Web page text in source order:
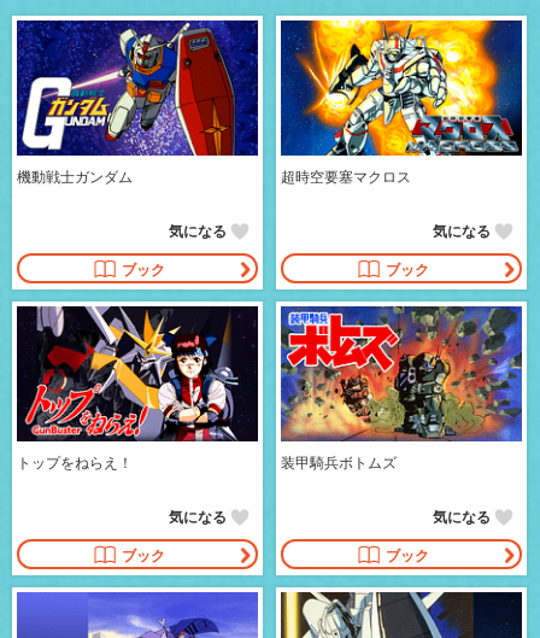
機動戦士ガンダム
ブック
気になる
超時空要塞マクロス
ブック
気になる
トップをねらえ！
ブック
気になる
装甲騎兵ボトムズ
ブック
気になる